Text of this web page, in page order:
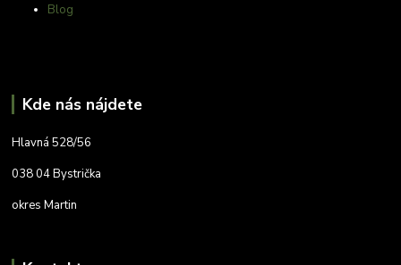
Blog
Kde nás nájdete
Hlavná 528/56
038 04 Bystrička
okres Martin